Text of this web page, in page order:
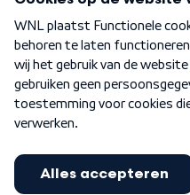
Nieuwsbrief
Word Lid